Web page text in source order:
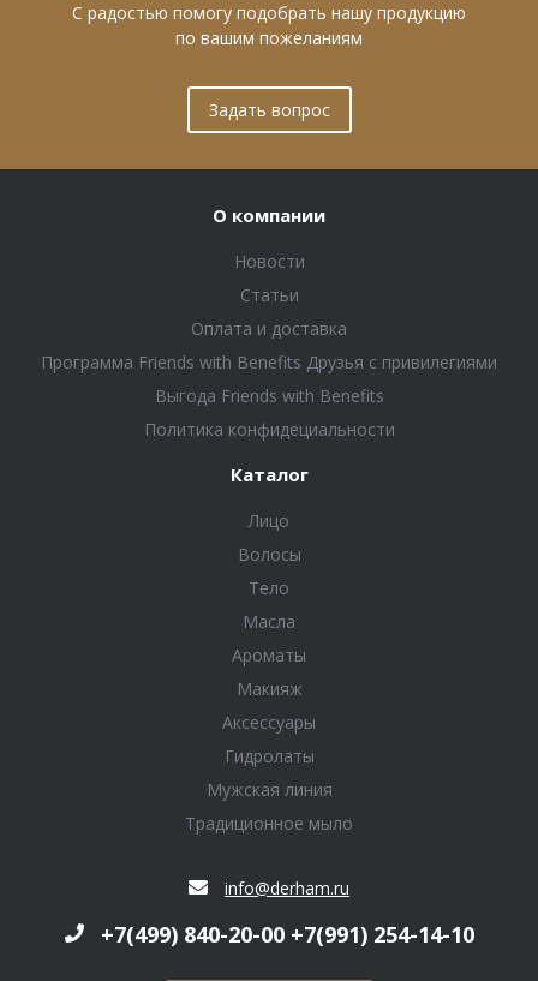
С радостью помогу подобрать нашу продукцию
по вашим пожеланиям
Задать вопрос
О компании
Новости
Статьи
Оплата и доставка
Программа Friends with Benefits Друзья с привилегиями
Выгода Friends with Benefits
Политика конфидециальности
Каталог
Лицо
Волосы
Тело
Масла
Ароматы
Макияж
Аксессуары
Гидролаты
Мужская линия
Традиционное мыло
info@derham.ru
+7(499) 840-20-00 +7(991) 254-14-10